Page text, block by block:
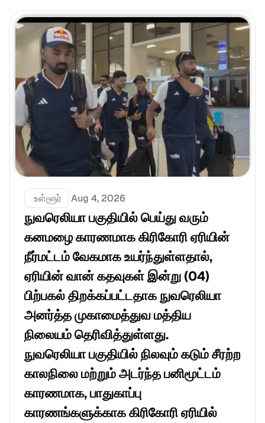
உள்ளூர் Aug 4, 2026
நுவரெலியா பகுதியில் பெய்து வரும்
கனமழை காரணமாக கிரிகோரி ஏரியின்
நீர்மட்டம் வேகமாக உயர்ந்துள்ளதால்,
ஏரியின் வான் கதவுகள் இன்று (04)
பிற்பகல் திறக்கப்பட்டதாக நுவரெலியா
அனர்த்த முகாமைத்துவ மத்திய
நிலையம் தெரிவித்துள்ளது.
நுவரெலியா பகுதியில் நிலவும் கடும் சீரற்ற
காலநிலை மற்றும் அடர்ந்த பனிமூட்டம்
காரணமாக, பாதுகாப்பு
காரணங்களுக்காக கிரிகோரி ஏரியில்